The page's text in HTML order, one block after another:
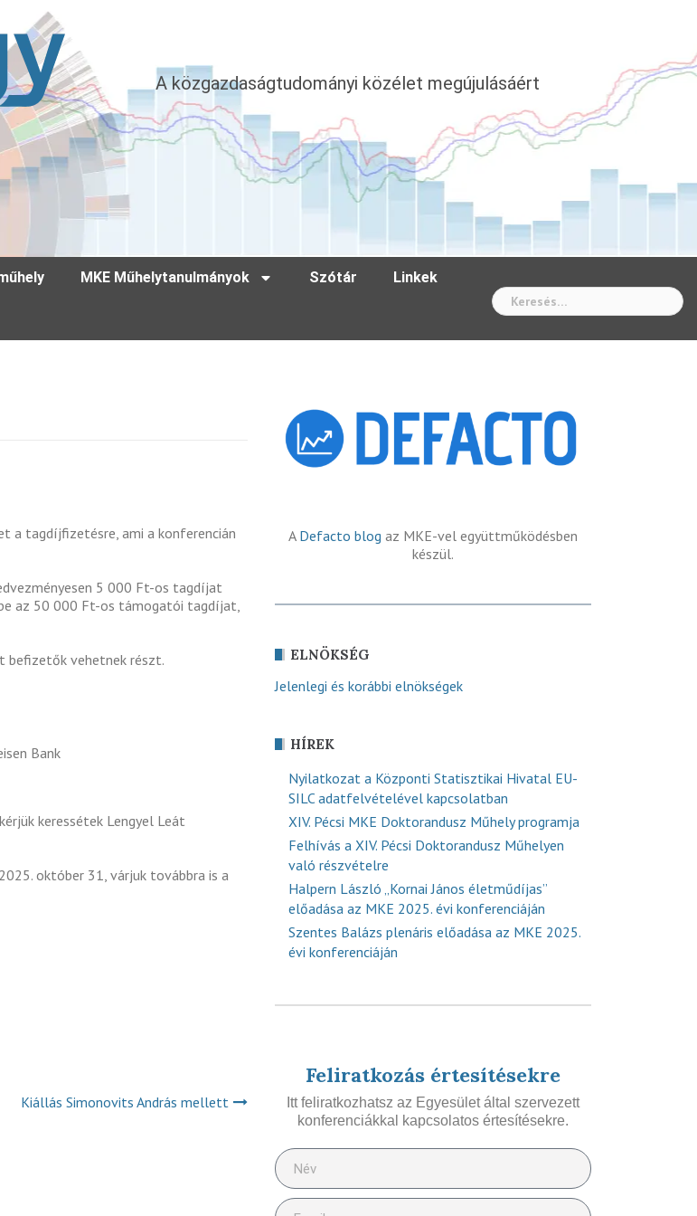
A közgazdaságtudományi közélet megújulásáért
MKE Műhelytanulmányok Szótár Linkek
a tagdíjfizetésre, ami a konferencián
5 000 Ft-os tagdíjat
az 50 000 Ft-os támogatói tagdíjat,
befizetők vehetnek részt.
Bank
keressétek Lengyel Leát
október 31, várjuk továbbra is a
Kiállás Simonovits András mellett
A Defacto blog az MKE-vel együttműködésben
készül.
ELNÖKSÉG
Jelenlegi és korábbi elnökségek
HÍREK
Nyilatkozat a Központi Statisztikai Hivatal EU-
SILC adatfelvételével kapcsolatban
XIV. Pécsi MKE Doktorandusz Műhely programja
Felhívás a XIV. Pécsi Doktorandusz Műhelyen
való részvételre
Halpern László „Kornai János életműdíjas”
előadása az MKE 2025. évi konferenciáján
Szentes Balázs plenáris előadása az MKE 2025.
évi konferenciáján
Feliratkozás értesítésekre
Itt feliratkozhatsz az Egyesület által szervezett
konferenciákkal kapcsolatos értesítésekre.